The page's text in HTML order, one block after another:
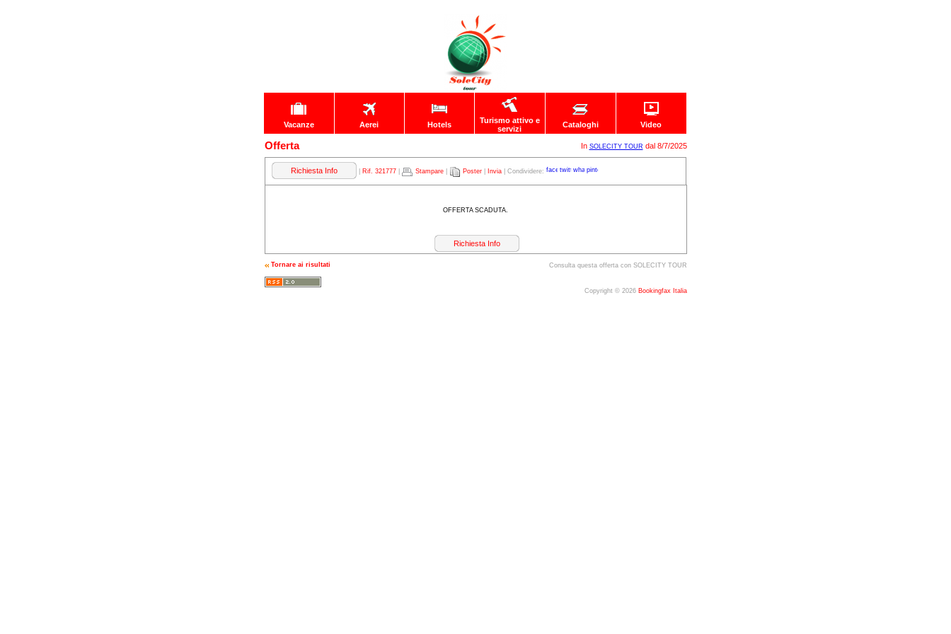
Vacanze Aerei Hotels
Turismo attivo e
servizi
Cataloghi Video
Offerta In SOLECITY TOUR dal 8/7/2025
Richiesta Info Rif. 321777| Stampare| Poster| Invia | Condividere:
OFFERTA SCADUTA.
Richiesta Info
Tornare ai risultati Consulta questa offerta con SOLECITY TOUR
Copyright © 2026 Bookingfax Italia